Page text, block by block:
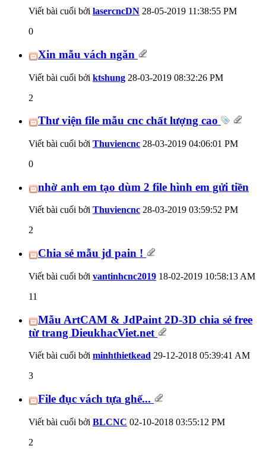
Viết bài cuối bởi lasercncDN 28-05-2019 11:38:55 PM
0
Xin mẫu vách ngăn
Viết bài cuối bởi ktshung 28-03-2019 08:32:26 PM
2
Thư viện file mẫu cnc chất lượng cao
Viết bài cuối bởi Thuviencnc 28-03-2019 04:06:01 PM
0
nhờ anh em tạo dùm 2 file hình em gửi tiền
Viết bài cuối bởi Thuviencnc 28-03-2019 03:59:52 PM
2
Chia sẻ mẫu jd pain !
Viết bài cuối bởi vantinhcnc2019 18-02-2019 10:58:13 AM
11
Mẫu ArtCAM & JdPaint 2D-3D chia sẻ free
từ trang DieukhacViet.net
Viết bài cuối bởi minhthietkead 29-12-2018 05:39:41 AM
3
File đục vách tựa ghế...
Viết bài cuối bởi BLCNC 02-10-2018 03:55:12 PM
2